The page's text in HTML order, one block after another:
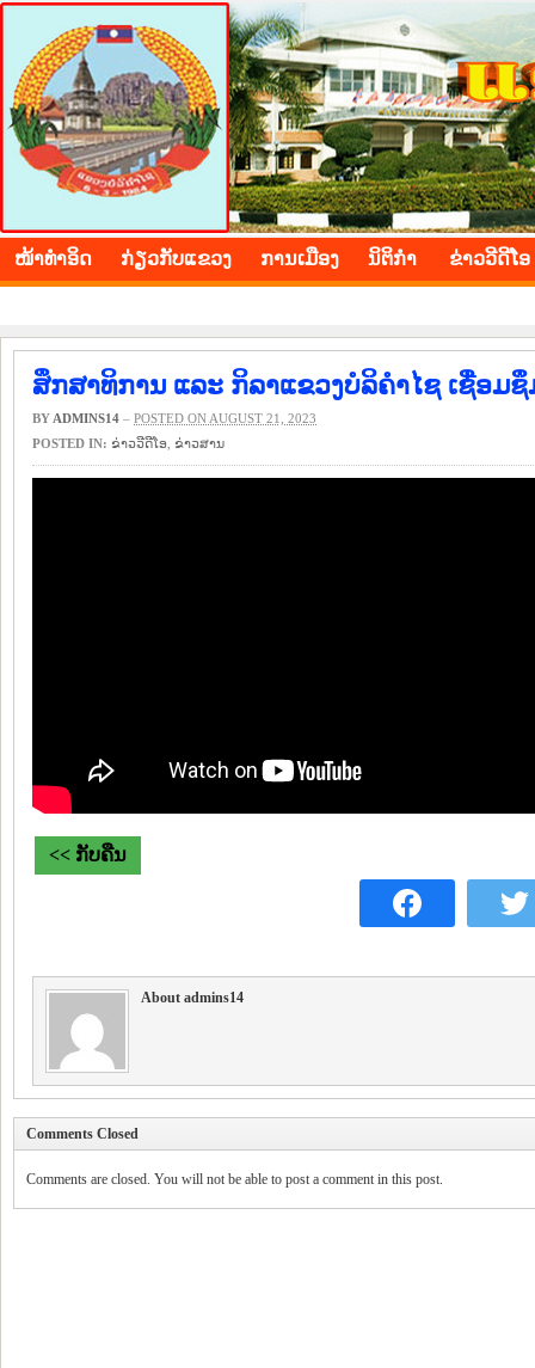
BOLIKHAMXAY PROVINCE
ໜ້າ​ທຳ​ອິດ ​ກ່ຽວ​ກັບ​ແຂວງ ​ການ​ເມືອງ ນິ​ຕິ​ກຳ ຂ່າວ​ວີ​ດີ​ໂອ
ສຶກສາທິການ ແລະ ກິລາແຂວງບໍລິຄຳໄຊ ເຊື່ອມ
BY ADMINS14 – POSTED ON AUGUST 21, 2023
POSTED IN: ຂ່າວ​ວີ​ດີ​ໂອ ​ຂ່າວ​ສານ
<< ກັບຄືນ
About admins14
Comments Closed
Comments are closed. You will not be able to post a comment in this post.